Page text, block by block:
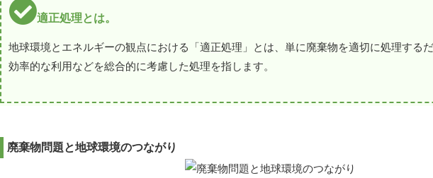
適正処理とは。
地球環境とエネルギーの観点における「適正処理」とは、単に廃棄物を適切に処理する
効率的な利用などを総合的に考慮した処理を指します。
廃棄物問題と地球環境のつながり